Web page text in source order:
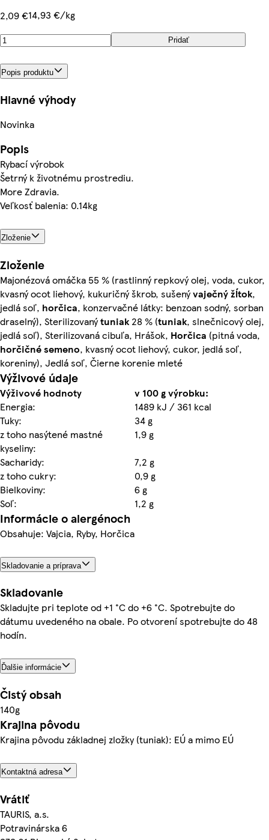
2,09 €14,93 €/kg
Pridať
Popis produktu
Hlavné výhody
Novinka
Popis
Rybací výrobok
Šetrný k životnému prostrediu.
More Zdravia.
Veľkosť balenia: 0.14kg
Zloženie
Zloženie
Majonézová omáčka 55 % (rastlinný repkový olej, voda, cukor,
kvasný ocot liehový, kukuričný škrob, sušenývaječnýžĺtok,
jedlá soľ, horčica, konzervačné látky: benzoan sodný, sorban
draselný), Sterilizovanýtuniak28 % (tuniak, slnečnicový olej,
jedlá soľ), Sterilizovaná cibuľa, Hrášok, Horčica (pitná voda,
horčičné semeno, kvasný ocot liehový, cukor, jedlá soľ,
koreniny), Jedlá soľ, Čierne korenie mleté
Výživové údaje
Výživové hodnoty
v 100 g výrobku:
Energia:
1489 kJ / 361 kcal
Tuky:
34 g
z toho nasýtené mastné
kyseliny:
1,9 g
Sacharidy:
7,2 g
z toho cukry:
0,9 g
Bielkoviny:
6 g
Soľ:
1,2 g
Informácie o alergénoch
Obsahuje: Vajcia, Ryby, Horčica
Skladovanie a príprava
Skladovanie
Skladujte pri teplote od +1 °C do +6 °C. Spotrebujte do
dátumu uvedeného na obale. Po otvorení spotrebujte do 48
hodín.
Ďalšie informácie
Čistý obsah
140g
Krajina pôvodu
Krajina pôvodu základnej zložky (tuniak): EÚ a mimo EÚ
Kontaktná adresa
Vrátiť
TAURIS, a.s.
Potravinárska 6